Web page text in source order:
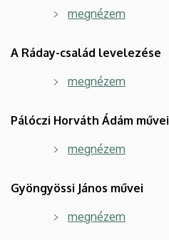
megnézem
A Ráday-család levelezése
megnézem
Pálóczi Horváth Ádám művei
megnézem
Gyöngyössi János művei
megnézem